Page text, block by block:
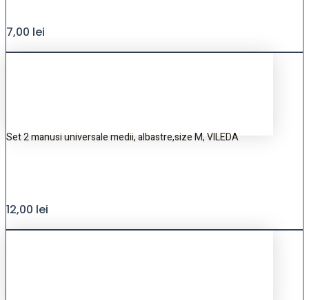
7,00 lei
Set 2 manusi universale medii, albastre,size M, VILEDA
12,00 lei